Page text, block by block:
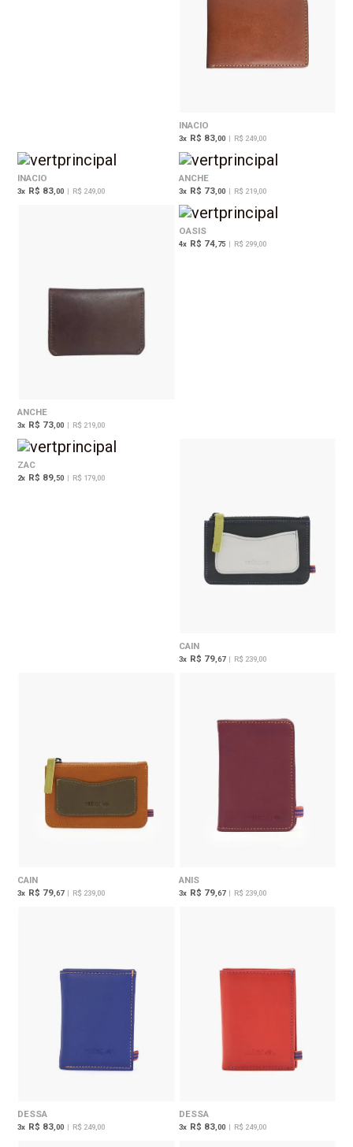
INACIO
3x R$ 83,00 R$ 249,00
INACIO
3x R$ 83,00 R$ 249,00
ANCHE
3x R$ 73,00 R$ 219,00
ANCHE
3x R$ 73,00 | R$ 219,00
OASIS
4x R$ 74,75 R$ 299,00
ZAC
2x R$ 89,50 | R$ 179,00
CAIN
3x R$ 79,67 | R$ 239,00
CAIN
3x R$ 79 ,67 | R$ 239,00
ANIS
3x R$ 79,67 | R$ 239,00
DESSA
3x R$ 83 ,00 | R$ 249,00
DESSA
3x R$ 83,00 | R$ 249,00